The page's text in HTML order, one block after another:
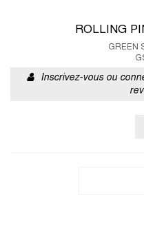
ROLLING
GREEN
Inscrivez-vous ou